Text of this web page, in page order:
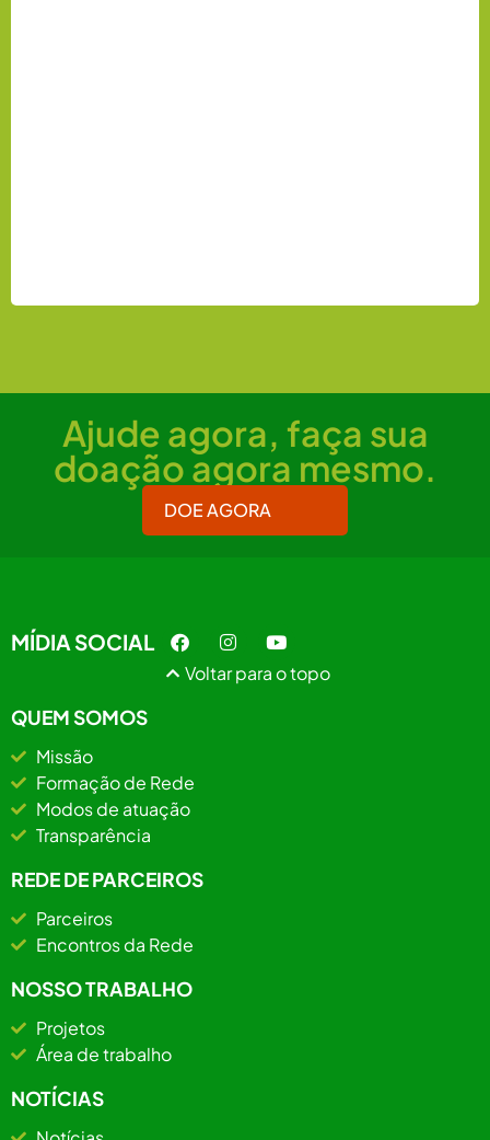
Ajude agora, faça sua
doação agora mesmo.
DOE AGORA
MÍDIA SOCIAL
Voltar para o topo
QUEM SOMOS
Missão
Formação de Rede
Modos de atuação
Transparência
REDE DE PARCEIROS
Parceiros
Encontros da Rede
NOSSO TRABALHO
Projetos
Área de trabalho
NOTÍCIAS